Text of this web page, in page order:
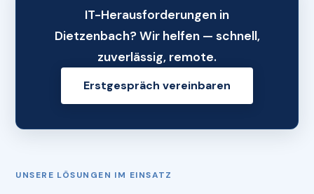
IT-Herausforderungen in
Dietzenbach? Wir helfen — schnell,
zuverlässig, remote.
Erstgespräch vereinbaren
UNSERE LÖSUNGEN IM EINSATZ